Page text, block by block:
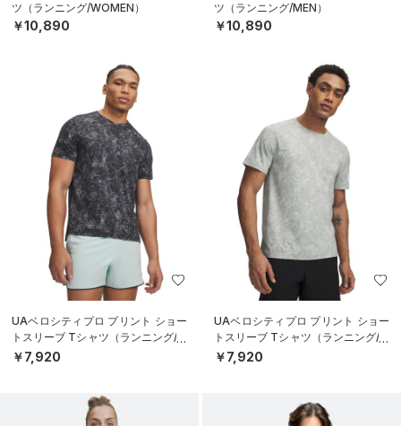
ツ（ランニング/WOMEN）
￥10,890
ツ（ランニング/MEN）
￥10,890
UAベロシティプロ プリント ショー
トスリーブ Tシャツ（ランニング/M
EN）
￥7,920
UAベロシティプロ プリント ショー
トスリーブ Tシャツ（ランニング/M
EN）
￥7,920